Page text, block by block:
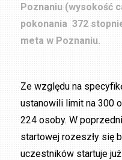
Poznaniu (wysokość
pokonania 372
meta w Poznaniu.
Ze względu na
ustanowili limit na 300
224 osoby. W
startowej rozeszły się
uczestników startuje